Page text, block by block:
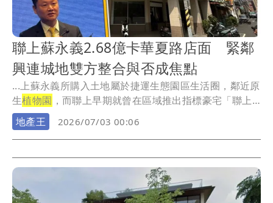
聯上蘇永義2.68億卡華夏路店面 緊鄰
興連城地雙方整合與否成焦點
...上蘇永義所購入土地屬於捷運生態園區生活圈，鄰近原
生植物園 ，而聯上早期就曾在區域推出指標豪宅「聯上
涵景...
地產王 2026/07/03 00:06